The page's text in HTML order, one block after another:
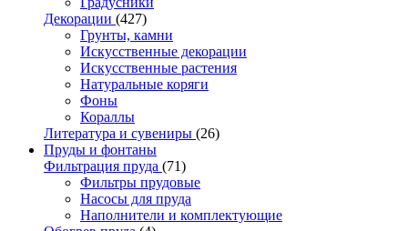
Декорации (427)
Грунты, камни
Искусственные декорации
Искусственные растения
Натуральные коряги
Фоны
Кораллы
Литература и сувениры (26)
Пруды и фонтаны
Фильтрация пруда (71)
Фильтры прудовые
Насосы для пруда
Наполнители и комплектующие